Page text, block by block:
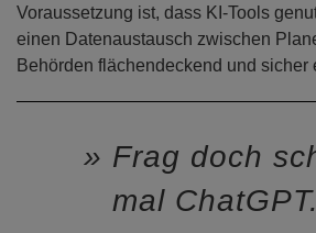
Voraussetzung ist, dass KI-Tools
einen Datenaustausch zwischen
Behörden flächendeckend und sicher
Frag doch
mal ChatGPT.